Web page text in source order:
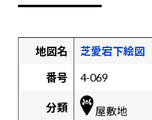
地図名
芝愛宕下絵図
番号
4-069
分類
屋敷地